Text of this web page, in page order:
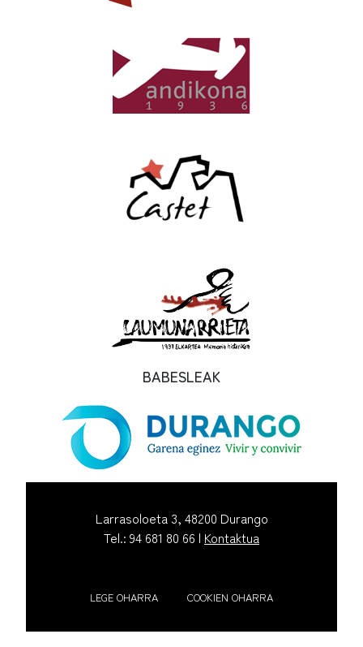
BABESLEAK
Larrasoloeta 3, 48200 Durango
Tel.: 94 681 80 66 | Kontaktua
LEGE OHARRA COOKIEN OHARRA